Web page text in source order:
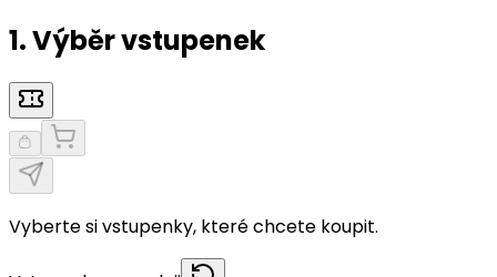
1. Výběr vstupenek
Vyberte si vstupenky, které chcete koupit.